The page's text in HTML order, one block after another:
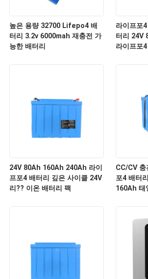
높은 용량 32700 Lifepo4 배
터리 3.2v 6000mah 재충전 가
능한 배터리
라이프포
터리 24V
라이프포4
24V 80Ah 160Ah 240Ah 라이
프포4 배터리 깊은 사이클 24V
리?? 이온 배터리 팩
CC/CV
포4 배터
160Ah 태